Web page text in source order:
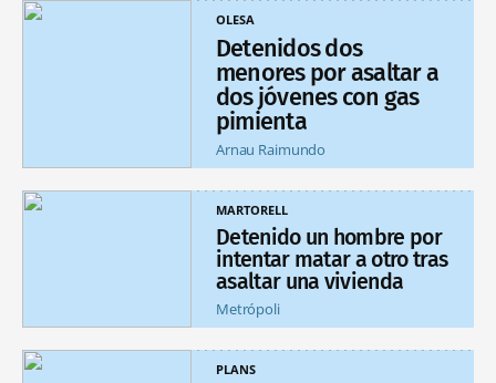
OLESA
Detenidos dos
menores por asaltar a
dos jóvenes con gas
pimienta
Arnau Raimundo
MARTORELL
Detenido un hombre por
intentar matar a otro tras
asaltar una vivienda
Metrópoli
PLANS